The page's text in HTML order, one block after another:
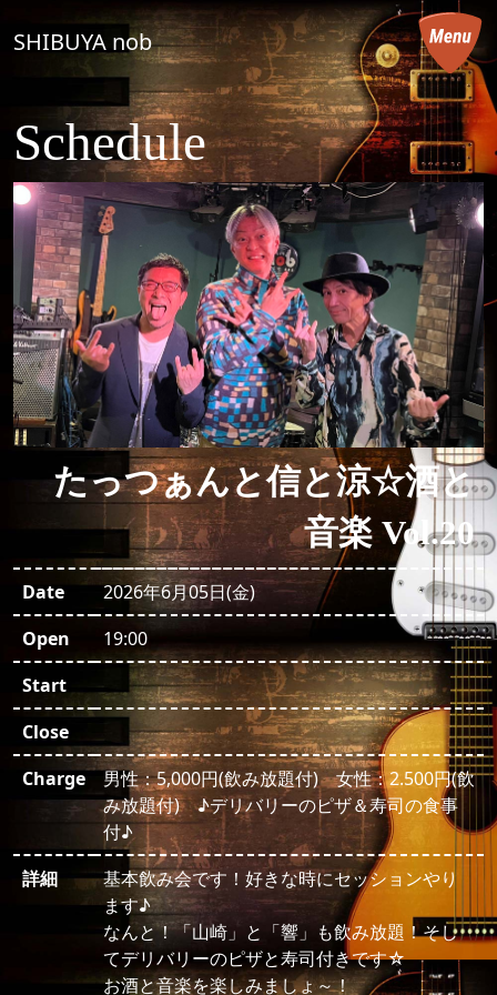
コンテンツへスキップ
メインナビゲーション
SHIBUYA nob
Schedule
たっつぁんと信と涼☆酒と
音楽 Vol.20
Date
2026年6月05日(金)
Open
19:00
Start
Close
Charge
男性：5,000円(飲み放題付) 女性：2.500円(飲
み放題付) ♪デリバリーのピザ＆寿司の食事
付♪
詳細
基本飲み会です！好きな時にセッションやり
ます♪
なんと！「山崎」と「響」も飲み放題！そし
てデリバリーのピザと寿司付きです☆
お酒と音楽を楽しみましょ～！